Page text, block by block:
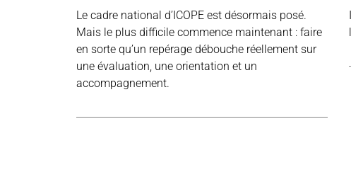
Le cadre national d’ICOPE est désormais posé.
Mais le plus difficile commence maintenant : faire
en sorte qu’un repérage débouche réellement sur
une évaluation, une orientation et un
accompagnement.